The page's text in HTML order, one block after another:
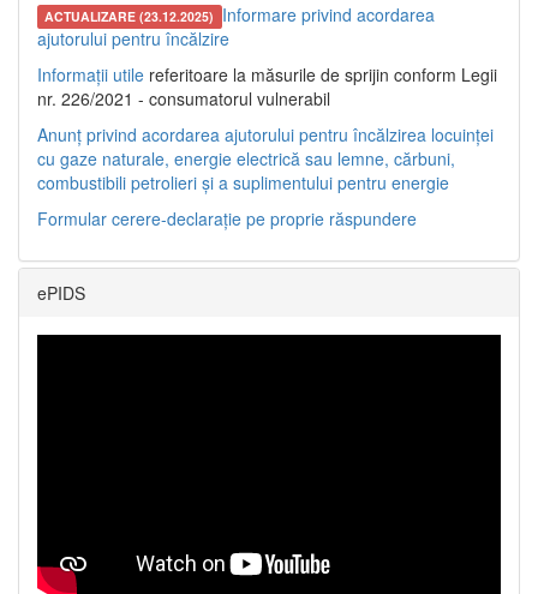
ACTUALIZARE (23.12.2025) Informare privind acordarea
ajutorului pentru încălzire
Informații utile referitoare la măsurile de sprijin conform Legii
nr. 226/2021 - consumatorul vulnerabil
Anunț privind acordarea ajutorului pentru încălzirea locuinței
cu gaze naturale, energie electrică sau lemne, cărbuni,
combustibili petrolieri și a suplimentului pentru energie
Formular cerere-declarație pe proprie răspundere
ePIDS